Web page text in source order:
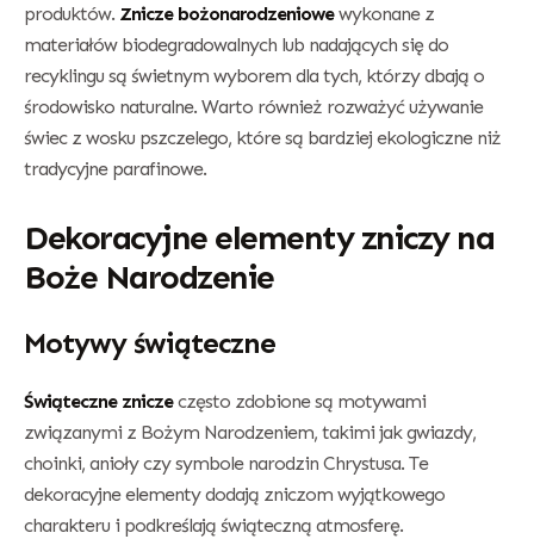
produktów. Znicze bożonarodzeniowewykonane z
materiałów biodegradowalnych lub nadających się do
recyklingu są świetnym wyborem dla tych, którzy dbają o
środowisko naturalne. Warto również rozważyć używanie
świec z wosku pszczelego, które są bardziej ekologiczne niż
tradycyjne parafinowe.
Dekoracyjne elementy zniczy na
Boże Narodzenie
Motywy świąteczne
Świąteczne zniczeczęsto zdobione są motywami
związanymi z Bożym Narodzeniem, takimi jak gwiazdy,
choinki, anioły czy symbole narodzin Chrystusa. Te
dekoracyjne elementy dodają zniczom wyjątkowego
charakteru i podkreślają świąteczną atmosferę.